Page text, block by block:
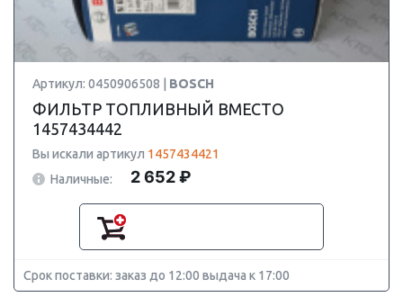
Артикул: 0450906508 | BOSCH
ФИЛЬТР ТОПЛИВНЫЙ ВМЕСТО
1457434442
Вы искали артикул 1457434421
Наличные:
2 652 ₽
Срок поставки: заказ до 12:00 выдача к 17:00